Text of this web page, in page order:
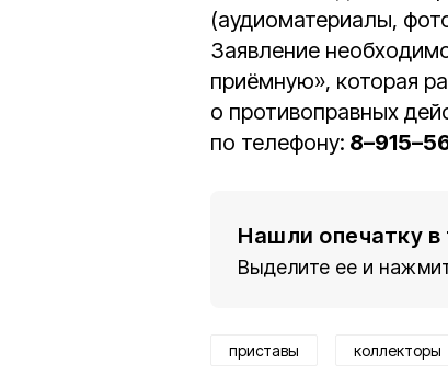
(аудиоматериалы,
Заявление
приёмную», которая
о противоправных
по телефону:
Нашли опечатку в
Выделите ее и
приставы коллекторы